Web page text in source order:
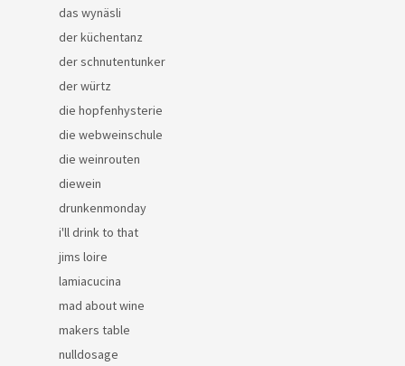
das wynäsli
der küchentanz
der schnutentunker
der würtz
die hopfenhysterie
die webweinschule
die weinrouten
diewein
drunkenmonday
i'll drink to that
jims loire
lamiacucina
mad about wine
makers table
nulldosage